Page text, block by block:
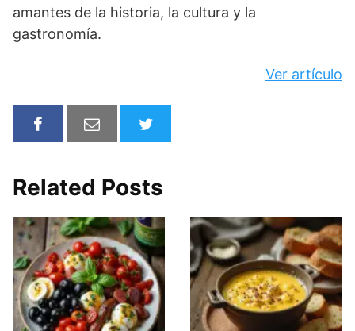
amantes de la historia, la cultura y la
gastronomía.
Ver artículo
Related Posts